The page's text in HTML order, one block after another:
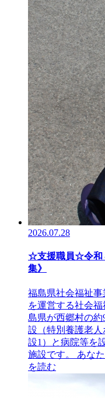
2026.07.28
☆支援職員☆令和
集》
福島県社会福祉
を運営する社会
島県が西郷村の約
設（特別養護老
設1）と病院等を
施設です。 あな
を読む